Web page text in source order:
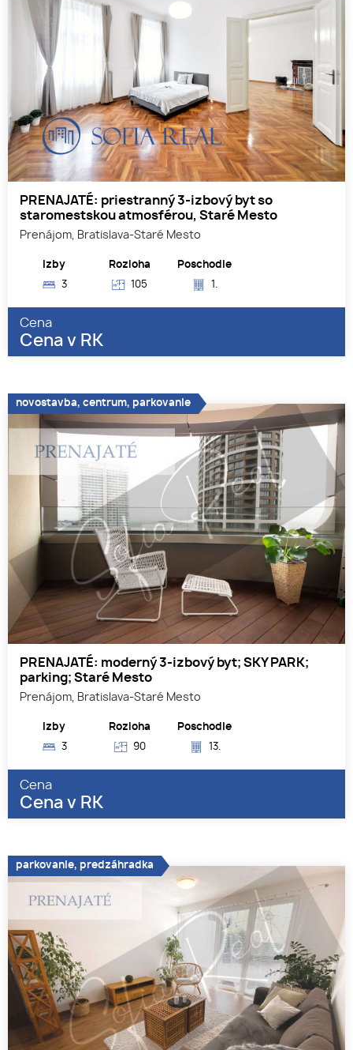
PRENAJATÉ: priestranný 3-izbový byt so
staromestskou atmosférou, Staré Mesto
Prenájom, Bratislava-Staré Mesto
Izby
3
Rozloha
105
Poschodie
1.
Cena
Cena v RK
PRENAJATÉ: moderný 3-izbový byt; SKY PARK;
parking; Staré Mesto
Prenájom, Bratislava-Staré Mesto
Izby
3
Rozloha
90
Poschodie
13.
Cena
Cena v RK
novostavba, centrum, parkovanie
parkovanie, predzáhradka